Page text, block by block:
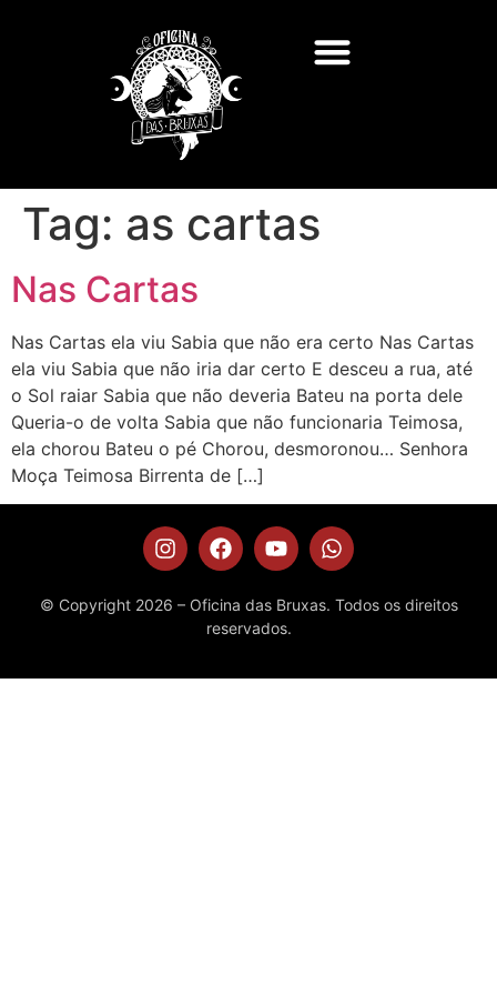
Tag: as cartas
Nas Cartas
Nas Cartas ela viu Sabia que não era certo Nas Cartas
ela viu Sabia que não iria dar certo E desceu a rua, até
o Sol raiar Sabia que não deveria Bateu na porta dele
Queria-o de volta Sabia que não funcionaria Teimosa,
ela chorou Bateu o pé Chorou, desmoronou… Senhora
Moça Teimosa Birrenta de […]
© Copyright 2026 – Oficina das Bruxas. Todos os direitos
reservados.